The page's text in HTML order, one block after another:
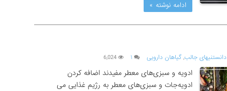
ادامه نوشته »
دانستنیهای جالب, گیاهان دارویی ۱ 6,024
ادویه و سبزی‌های معطر مفیدند اضافه ‌کردن
ادویه‌جات و سبزی‌های معطر به رژیم غذایی می‌